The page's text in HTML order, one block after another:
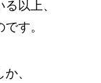
以上、
す。
、